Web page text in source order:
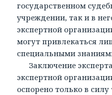
государственном
учреждении, так и в
экспертной
могут привлекаться
специальными
Заключение
экспертной
оспорено только в